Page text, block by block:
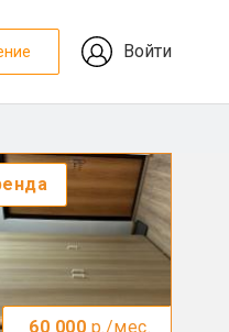
Войти
60 000 р./мес.